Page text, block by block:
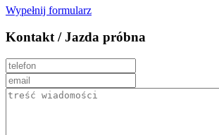
Wypełnij formularz
Kontakt / Jazda próbna